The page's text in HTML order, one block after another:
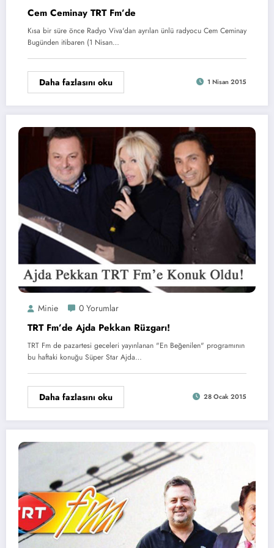
Cem Ceminay TRT Fm’de
Kısa bir süre önce Radyo Viva'dan ayrılan ünlü radyocu Cem Ceminay
Bugünden itibaren (1 Nisan…
Daha fazlasını oku 1 Nisan 2015
Minie 0 Yorumlar
TRT Fm’de Ajda Pekkan Rüzgarı!
TRT Fm de pazartesi geceleri yayınlanan "En Beğenilen" programının
bu haftaki konuğu Süper Star Ajda…
Daha fazlasını oku 28 Ocak 2015